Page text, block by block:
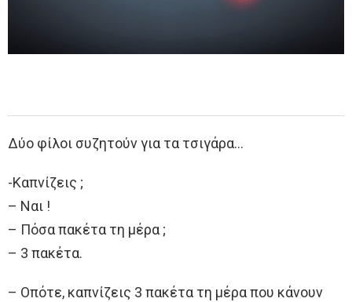
Δύο φίλοι συζητούν για τα τσιγάρα…
-Καπνίζεις ;
– Ναι !
– Πόσα πακέτα τη μέρα ;
– 3 πακέτα.
– Οπότε, καπνίζεις 3 πακέτα τη μέρα που κάνουν